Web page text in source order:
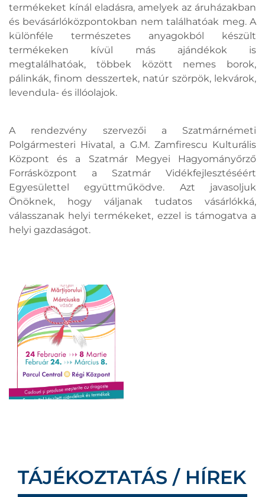
termékeket kínál eladásra, amelyek az áruházakban
és bevásárlóközpontokban nem találhatóak meg. A
különféle természetes anyagokból készült
termékeken kívül más ajándékok is
megtalálhatóak, többek között nemes borok,
pálinkák, finom desszertek, natúr szörpök, lekvárok,
levendula- és illóolajok.
A rendezvény szervezői a Szatmárnémeti
Polgármesteri Hivatal, a G.M. Zamfirescu Kulturális
Központ és a Szatmár Megyei Hagyományőrző
Forrásközpont a Szatmár Vidékfejlesztéséért
Egyesülettel együttműködve. Azt javasoljuk
Önöknek, hogy váljanak tudatos vásárlókká,
válasszanak helyi termékeket, ezzel is támogatva a
helyi gazdaságot.
TÁJÉKOZTATÁS / HÍREK